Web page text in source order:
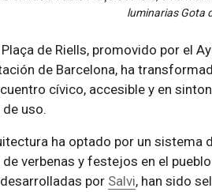
luminarias Gota
de Riells, promovido por el
de Barcelona, ha
cívico, accesible y en
uso.
ha optado por un sistema
verbenas y festejos en el
por Salvi, han sido